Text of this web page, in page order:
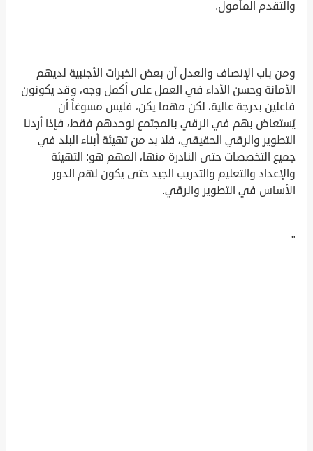
والتقدم المأمول.
ومن باب الإنصاف والعدل أن بعض الخبرات الأجنبية لديهم
الأمانة وحسن الأداء في العمل على أكمل وجه، وقد يكونون
فاعلين بدرجة عالية، لكن مهما يكن، فليس مسوغاً أن
يُستعاض بهم في الرقي بالمجتمع لوحدهم فقط، فإذا أردنا
التطوير والرقي الحقيقي، فلا بد من تهيئة أبناء البلد في
جميع التخصصات حتى النادرة منها، المهم هو: التهيئة
والإعداد والتعليم والتدريب الجيد حتى يكون لهم الدور
الأساس في التطوير والرقي.
"